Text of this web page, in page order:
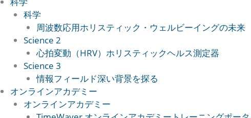
科学
周波数応用ホリスティック・ウェルビーイングの未来
Science 2
心拍変動（HRV） ホリスティックヘルス測定器
Science 3
情報フィールド深い背景を探る
オンラインアカデミー
オンラインアカデミー